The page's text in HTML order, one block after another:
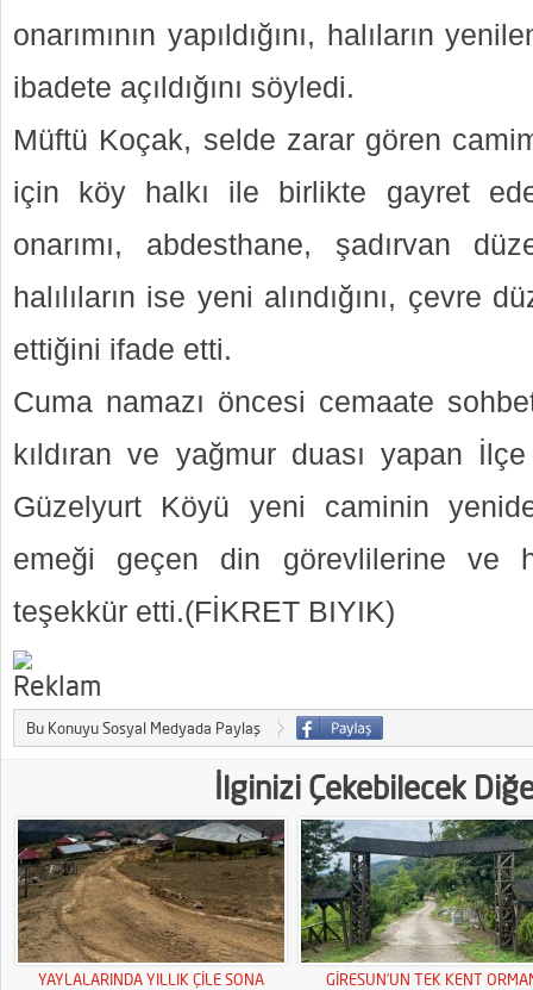
onarımının yapıldığını, halıların
ibadete açıldığını söyledi.
Müftü Koçak, selde zarar gören
için köy halkı ile birlikte gayret
onarımı, abdesthane, şadırvan
halılıların ise yeni alındığını, çevre
ettiğini ifade etti.
Cuma namazı öncesi cemaate
kıldıran ve yağmur duası yapan
Güzelyurt Köyü yeni caminin
emeği geçen din görevlilerine ve
teşekkür etti.(FİKRET BIYIK)
Bu Konuyu Sosyal Medyada Paylaş
İlginizi Çekebilecek
YAYLALARINDA YILLIK ÇİLE SONA
GİRESUN’UN TEK KENT